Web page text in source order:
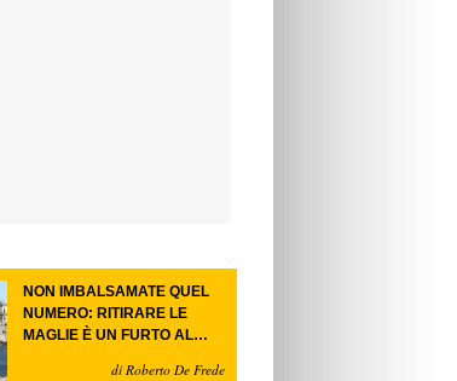
NON IMBALSAMATE QUEL
NUMERO: RITIRARE LE
MAGLIE È UN FURTO AL
di Roberto De Frede